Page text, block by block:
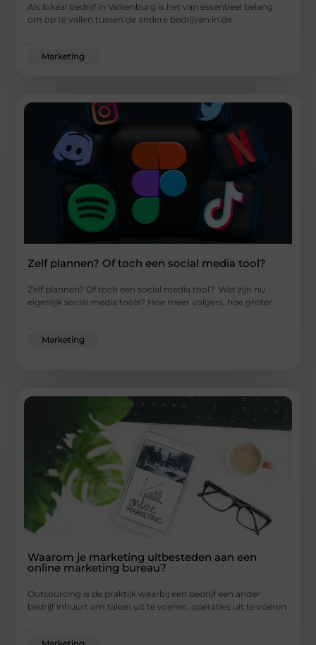
Als lokaal bedrijf in Valkenburg is het van essentieel belang
om op te vallen tussen de andere bedrijven in de
...
Marketing
Zelf plannen? Of toch een social media tool?
Zelf plannen? Of toch een social media tool? Wat zijn nu
eigenlijk social media tools? Hoe meer volgers, hoe groter
Marketing
Waarom je marketing uitbesteden aan een
online marketing bureau?
Outsourcing is de praktijk waarbij een bedrijf een ander
bedrijf inhuurt om taken uit te voeren, operaties uit te voeren